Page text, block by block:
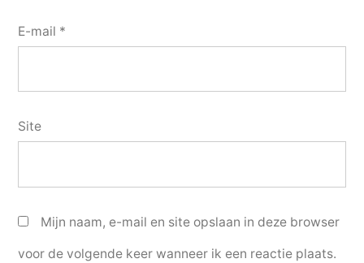
E-mail *
Site
Mijn naam, e-mail en site opslaan in deze browser
voor de volgende keer wanneer ik een reactie plaats.